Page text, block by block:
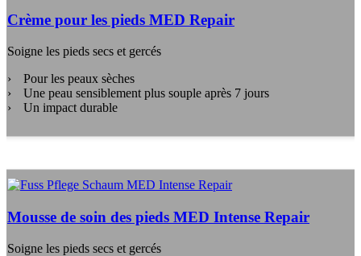
Crème pour les pieds MED Repair
Soigne les pieds secs et gercés
Pour les peaux sèches
Une peau sensiblement plus souple après 7 jours
Un impact durable
Mousse de soin des pieds MED Intense Repair
Soigne les pieds secs et gercés